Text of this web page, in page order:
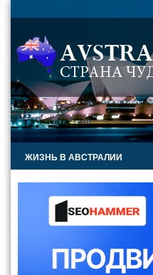
ЖИЗНЬ В АВСТРАЛИИ